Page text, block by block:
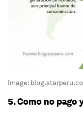
Image:
5. Como no